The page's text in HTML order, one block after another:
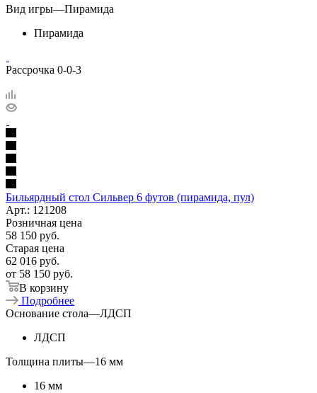
Вид игры—Пирамида
Пирамида
Рассрочка 0-0-3
Бильярдный стол Сильвер 6 футов (пирамида, пул)
Арт.: 121208
Розничная цена
58 150 руб.
Старая цена
62 016 руб.
от 58 150 руб.
В корзину
Подробнее
Основание стола—ЛДСП
ЛДСП
Толщина плиты—16 мм
16 мм